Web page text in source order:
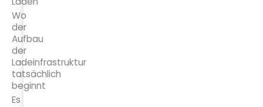
Wo
der
Aufbau
der
Ladeinfrastruktur
tatsächlich
beginnt
Es